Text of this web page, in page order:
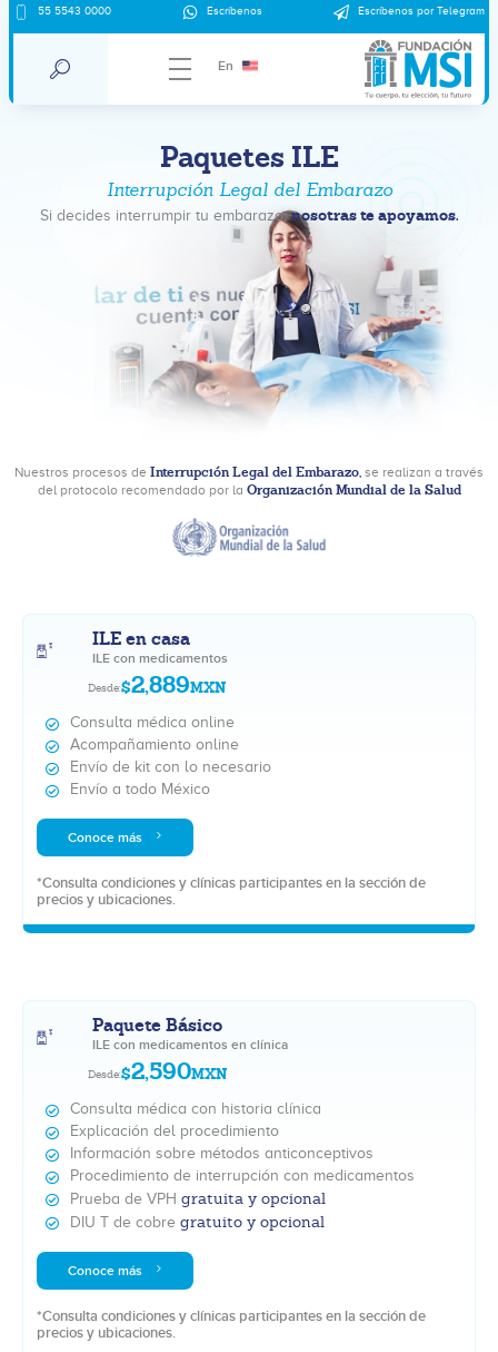
55 5543 0000 Escríbenos Escríbenos por Telegram
En
Paquetes ILE
Interrupción Legal del Embarazo
Si decides interrumpir tu embarazo,nosotras te apoyamos.
Nuestros procesos de Interrupción Legal del Embarazo, se realizan a través
del protocolo recomendado por la Organización Mundial de la Salud
ILE en casa
ILE con medicamentos
Desde:$2,889MXN
Consulta médica online
Acompañamiento online
Envío de kit con lo necesario
Envío a todo México
Conoce más
*Consulta condiciones y clínicas participantes en la sección de
precios y ubicaciones.
Paquete Básico
ILE con medicamentos en clínica
Desde:$2,590MXN
Consulta médica con historia clínica
Explicación del procedimiento
Información sobre métodos anticonceptivos
Procedimiento de interrupción con medicamentos
Prueba de VPH gratuita y opcional
DIU T de cobre gratuito y opcional
Conoce más
*Consulta condiciones y clínicas participantes en la sección de
precios y ubicaciones.